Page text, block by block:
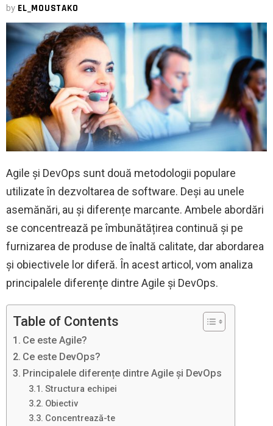
by EL_MOUSTAKO
Agile și DevOps sunt două metodologii populare
utilizate în dezvoltarea de software. Deși au unele
asemănări, au și diferențe marcante. Ambele abordări
se concentrează pe îmbunătățirea continuă și pe
furnizarea de produse de înaltă calitate, dar abordarea
și obiectivele lor diferă. În acest articol, vom analiza
principalele diferențe dintre Agile și DevOps.
Table of Contents
Ce este Agile?
Ce este DevOps?
Principalele diferențe dintre Agile și DevOps
Structura echipei
Obiectiv
Concentrează-te